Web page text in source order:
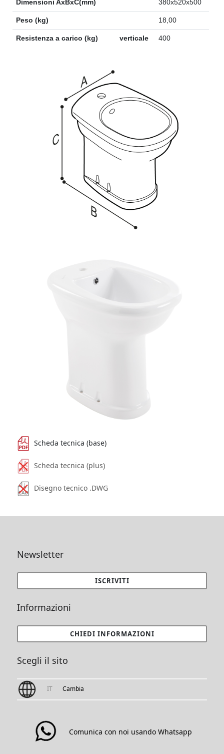
Dimensioni AxBxC(mm) 380x520x500
Peso (kg) 18,00
Resistenza a carico (kg) verticale 400
Scheda tecnica (base)
Scheda tecnica (plus)
Disegno tecnico .DWG
Newsletter
ISCRIVITI
Informazioni
CHIEDI INFORMAZIONI
Scegli il sito
IT Cambia
Comunica con noi usando Whatsapp